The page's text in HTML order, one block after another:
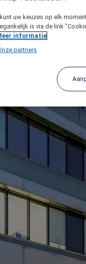
Wenen bij het
uw keuzes op elk
is via de link
informatie
partners